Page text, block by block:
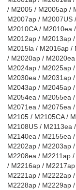
/ M2005 / M2005ap /
M2007ap / M2007US
M2010CA / M2010ea
M2012ap / M2013ap
M2015la / M2016ap /
/ M2020ap /
M2024ap / M2025ap
M2030ea / M2031ap
M2043ap / M2045ap
M2054ea / M2055ea
M2071ea / M2075ea
M2105 / M2105CA /
M2108US / M2113ea
M2140ea / M2155ea
M2202ap / M2203ap
M2208ea / M2211ap
/ M2216ap /
M2221ap / M2222ap
M2228ap / M2229ap